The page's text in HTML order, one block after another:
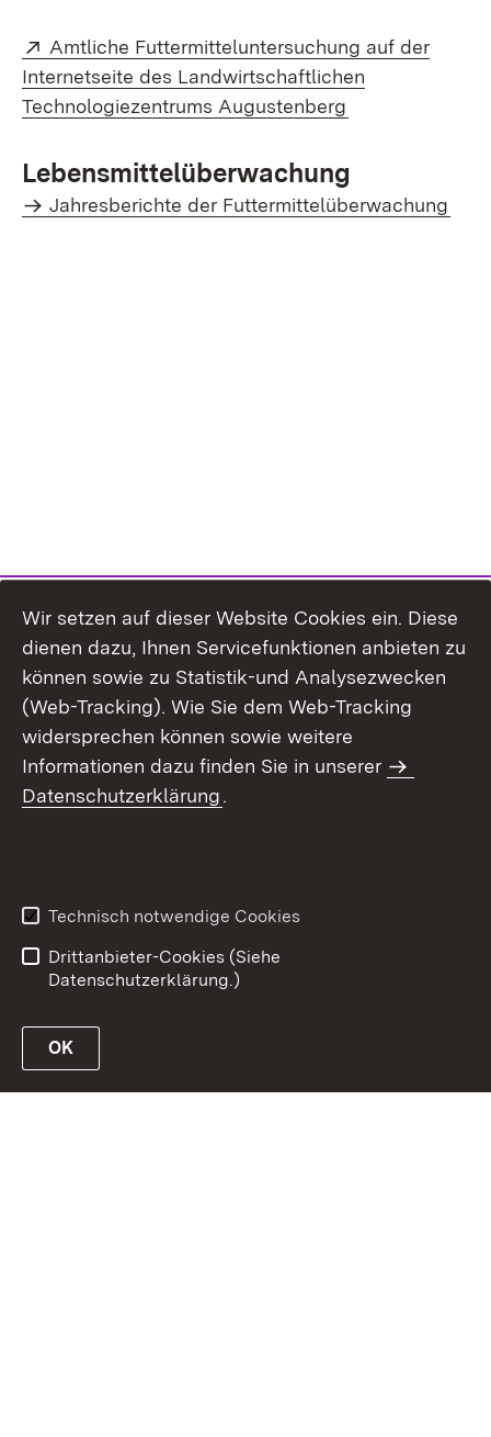
Extern:
Amtliche Futtermitteluntersuchung auf der
Internetseite des Landwirtschaftlichen
Technologiezentrums Augustenberg
Lebensmittelüberwachung
Jahresberichte der Futtermittelüberwachung
Wir setzen auf dieser Website Cookies ein. Diese
dienen dazu, Ihnen Servicefunktionen anbieten zu
können sowie zu Statistik-und Analysezwecken
(Web-Tracking). Wie Sie dem Web-Tracking
widersprechen können sowie weitere
Informationen dazu finden Sie in unserer
Datenschutzerklärung.
Technisch notwendige Cookies
Drittanbieter-Cookies (Siehe
Datenschutzerklärung.)
OK